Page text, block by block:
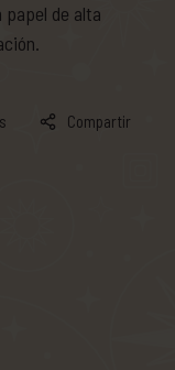
papel de alta
Compartir